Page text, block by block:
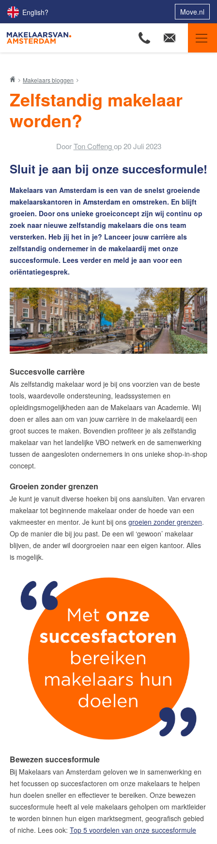
English? Move.nl
Ons aanbod
Woningzoekers
Onze makelaars
Huis kopen
Uw huis verhuren
Contact
Word jij onze nieuwe makelaar?
Woning Waarde Adviesdagen
De waarde van uw woning
Blog
De Amsterdamse woningmarkt
verandert
Lees de blog vanRedactie Makelaars van
Maak een afspraak
Makelaars van Amsterdam
amsterdam@makelaarsvan.nl
+31 (0)20 333 11 10
English?
Makelaars bloggen
Zelfstandig makelaar
worden?
DoorTon Coffeng op20 Juli 2023
Sluit je aan bij onze succesformule!
Makelaars van Amsterdam is een van de snelst groeiende
makelaarskantoren in Amsterdam en omstreken. En blijft
groeien. Door ons unieke groeiconcept zijn wij continu op
zoek naar nieuwe zelfstandig makelaars die ons team
versterken. Heb jij het in je? Lanceer jouw carrière als
zelfstandig ondernemer in de makelaardij met onze
succesformule. Lees verder en meld je aan voor een
oriëntatiegesprek.
Succesvolle carrière
Als zelfstandig makelaar word je bij ons voorzien van de beste
tools, waardevolle ondersteuning, leadssystemen en
opleidingsmogelijkheden aan de Makelaars van Academie. Wij
doen er alles aan om van jouw carrière in de makelaardij een
groot succes te maken. Bovendien profiteer je als zelfstandig
makelaar van het landelijke VBO netwerk en de samenwerking
tussen de aangesloten ondernemers in ons unieke shop-in-shop
concept.
Groeien zonder grenzen
Je kunt je vanuit diverse hoeken bij ons aansluiten. Van ervaren
makelaar tot beginnende makelaar onder de hoede van een
vakmeester en mentor. Je kunt bij ons groeien zonder grenzen.
Op de manier die bij jou past. De een wil ‘gewoon’ makelaar
blijven, de ander wil doorgroeien naar een eigen kantoor. Alles
is mogelijk.
Bewezen succesformule
Bij Makelaars van Amsterdam geloven we in samenwerking en
het focussen op succesfactoren om onze makelaars te helpen
hun doelen sneller en effectiever te bereiken. Onze bewezen
succesformule heeft al vele makelaars geholpen om marktleider
te worden binnen hun eigen marktsegment, geografisch gebied
of niche. Lees ook: Top 5 voordelen van onze succesformule